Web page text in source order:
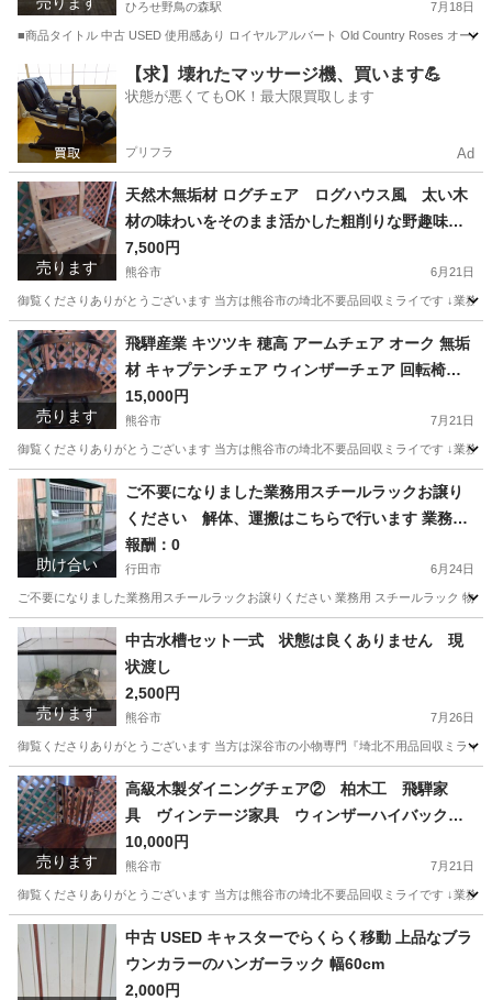
ひろせ野鳥の森駅 7月18日
■商品タイトル 中古 USED 使用感あり ロイヤルアルバート Old Country Roses オー
埼玉 熊谷市 ひろせ野鳥の森駅 食器 ロイヤルアルバート
【求】壊れたマッサージ機、買います💪
状態が悪くてもOK！最大限買取します
プリフラ Ad
売ります
天然木無垢材 ログチェア ログハウス風 太い木
材の味わいをそのまま活かした粗削りな野趣味溢
れるパーソナルチェアです 御自分でお好みにペ
ンキ塗装するのも良いと思います
7,500円
熊谷市 6月21日
御覧くださりありがとうございます 当方は熊谷市の埼北不要品回収ミライです ↓業務
埼玉 熊谷市 椅子 ログハウス
売ります
飛騨産業 キツツキ 穂高 アームチェア オーク 無垢
材 キャプテンチェア ウィンザーチェア 回転椅子
飛騨家具 ダイニングチェア 廃番商品
15,000円
熊谷市 7月21日
御覧くださりありがとうございます 当方は熊谷市の埼北不要品回収ミライです ↓業務
埼玉 熊谷市 椅子 キツツキ
助け合い
ご不要になりました業務用スチールラックお譲り
ください 解体、運搬はこちらで行います 業務用
スチールラック 物品棚 軽中量ラック 中軽量ラッ
ク オフィス用 店舗什器 倉庫用 スチールシェルフ
ボルトレスなどなど
報酬：0
行田市 6月24日
ご不要になりました業務用スチールラックお譲りください 業務用 スチールラック 物
埼玉 行田市 買いたい/ください 片付け
売ります
中古水槽セット一式 状態は良くありません 現
状渡し
2,500円
熊谷市 7月26日
御覧くださりありがとうございます 当方は深谷市の小物専門『埼北不用品回収ミラ
埼玉 熊谷市 その他 水槽
売ります
高級木製ダイニングチェア② 柏木工 飛騨家
具 ヴィンテージ家具 ウィンザーハイバックダ
イニングチェア ※同一商品が２脚あります（別
売りまとめ買い歓迎）
10,000円
熊谷市 7月21日
御覧くださりありがとうございます 当方は熊谷市の埼北不要品回収ミライです ↓業務
埼玉 熊谷市 椅子 ヴィンテージ
中古 USED キャスターでらくらく移動 上品なブラ
ウンカラーのハンガーラック 幅60cm
2,000円